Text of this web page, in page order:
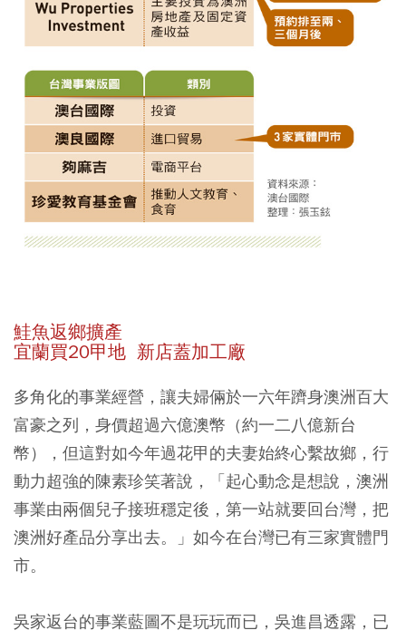
鮭魚返鄉擴產
宜蘭買20甲地 新店蓋加工廠
多角化的事業經營，讓夫婦倆於一六年躋身澳洲百大
富豪之列，身價超過六億澳幣（約一二八億新台
幣），但這對如今年過花甲的夫妻始終心繫故鄉，行
動力超強的陳素珍笑著說，「起心動念是想說，澳洲
事業由兩個兒子接班穩定後，第一站就要回台灣，把
澳洲好產品分享出去。」如今在台灣已有三家實體門
市。
吳家返台的事業藍圖不是玩玩而已，吳進昌透露，已